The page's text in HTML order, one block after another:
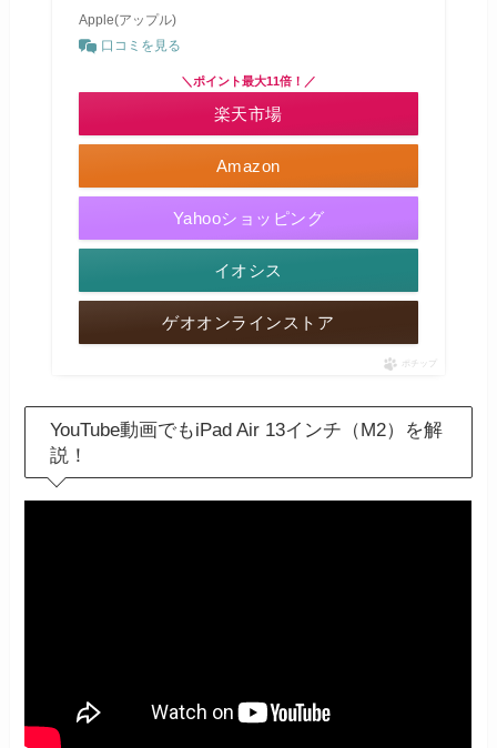
Apple(アップル)
口コミを見る
Amazon
＼ポイント最大11倍！／
楽天市場
Yahooショッピング
イオシス
ゲオオンラインストア
ポチップ
YouTube動画でもiPad Air 13インチ（M2）を解
説！